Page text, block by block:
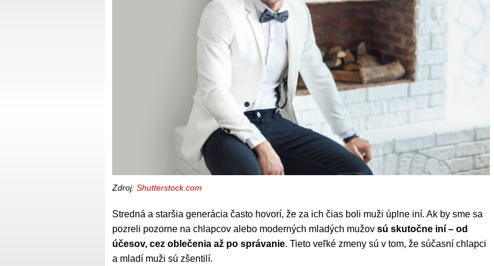
Zdroj: Shutterstock.com
Stredná a staršia generácia často hovorí, že za ich čias boli muži úplne iní. Ak by sme sa
pozreli pozorne na chlapcov alebo moderných mladých mužov sú skutočne iní – od
účesov, cez oblečenia až po správanie. Tieto veľké zmeny sú v tom, že súčasní chlapci
a mladí muži sú zšentilí.